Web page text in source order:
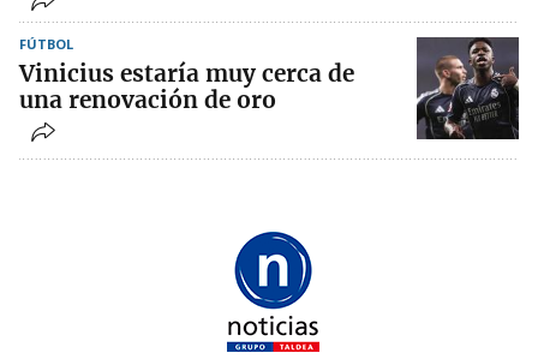
FÚTBOL
Vinicius estaría muy cerca de
una renovación de oro